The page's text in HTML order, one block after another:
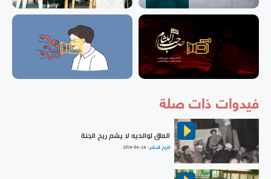
فيدوات ذات صلة
العاق لوالديه لا يشم ريح الجنة
تاريخ النشر : 2019-06-24